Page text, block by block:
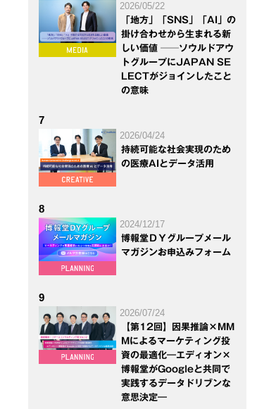
2026/05/22
「地方」「SNS」「AI」の
掛け合わせから生まれる新
しい価値 ──ソウルドアウ
トグループにJAPAN SE
LECTがジョインしたこと
の意味
7
2026/04/24
持続可能な社会実現のため
の医療AIとデータ活用
8
2024/12/17
博報堂ＤＹグループメール
マガジンお申込みフォーム
9
2026/07/24
【第12回】因果推論×MM
Mによるマーケティング投
資の最適化―エディオン×
博報堂がGoogleと共同で
実践するデータドリブンな
意思決定―